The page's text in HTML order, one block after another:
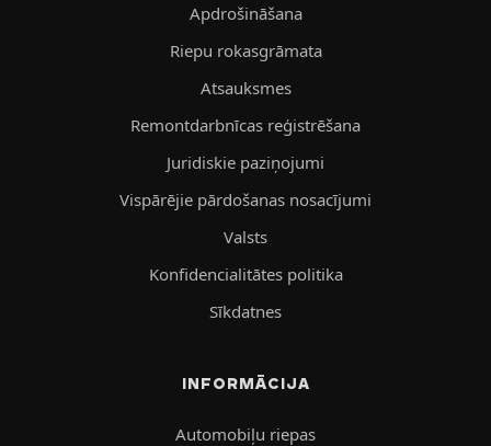
Apdrošināšana
Riepu rokasgrāmata
Atsauksmes
Remontdarbnīcas reģistrēšana
Juridiskie paziņojumi
Vispārējie pārdošanas nosacījumi
Valsts
Konfidencialitātes politika
Sīkdatnes
INFORMĀCIJA
Automobiļu riepas